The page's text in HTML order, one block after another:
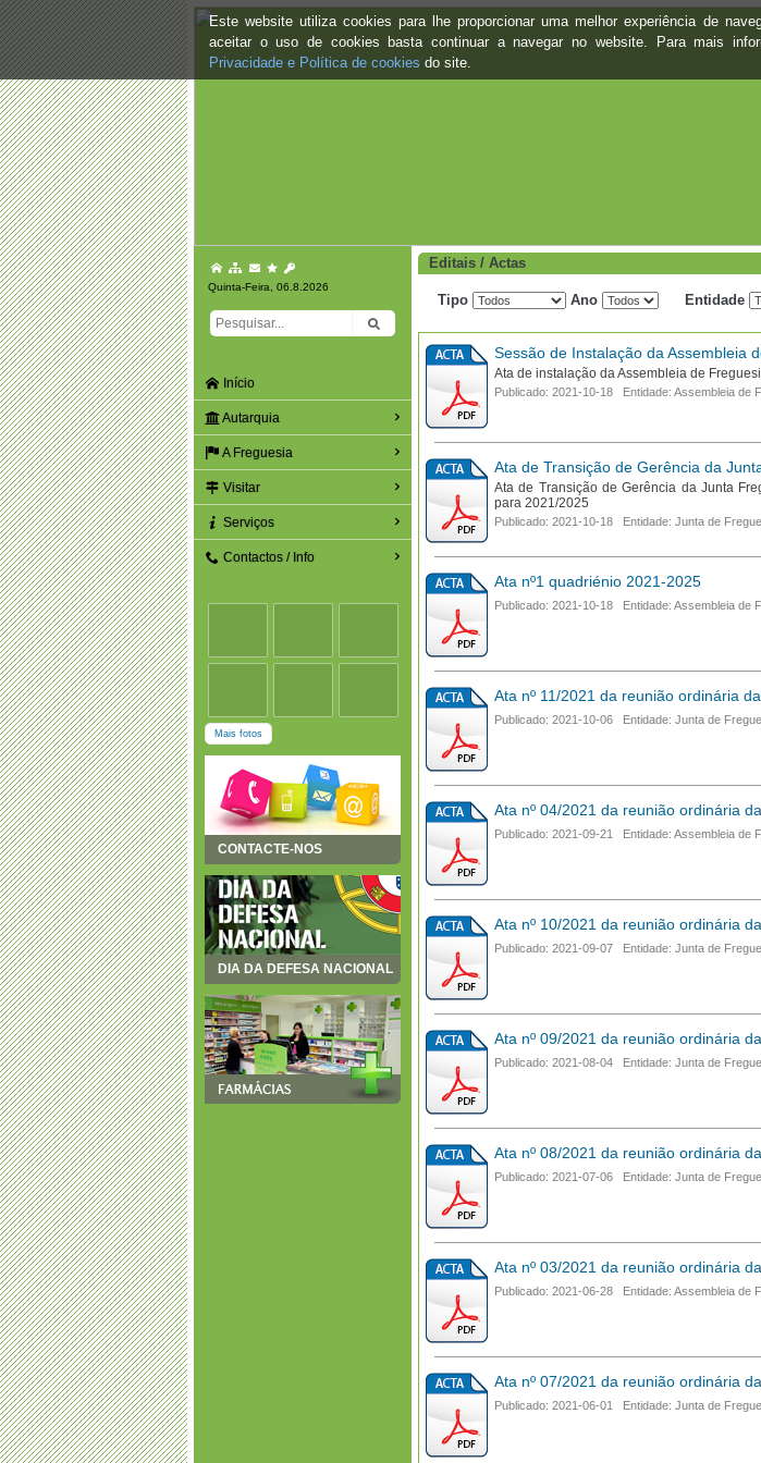
Este website utiliza cookies para lhe proporcionar uma melhor experiência de
aceitar o uso de cookies basta continuar a navegar no website. Para mais
Privacidade e Política de cookies do site.
Quinta-Feira, 06.8.2026
Início
Autarquia
A Freguesia
Visitar
Serviços
Contactos / Info
Mais fotos
CONTACTE-NOS
DIA DA DEFESA NACIONAL
Editais / Actas
Tipo Ano Entidade
Sessão de Instalação da Assembleia
Ata de instalação da Assembleia de
Publicado: 2021-10-18 Entidade: Assembleia de
Ata de Transição de Gerência da
Ata de Transição de Gerência da Junta
para 2021/2025
Publicado: 2021-10-18 Entidade: Junta de
Ata nº1 quadriénio 2021-2025
Publicado: 2021-10-18 Entidade: Assembleia de
Ata nº 11/2021 da reunião ordinária
Publicado: 2021-10-06 Entidade: Junta de
Ata nº 04/2021 da reunião ordinária
Publicado: 2021-09-21 Entidade: Assembleia de
Ata nº 10/2021 da reunião ordinária
Publicado: 2021-09-07 Entidade: Junta de
Ata nº 09/2021 da reunião ordinária
Publicado: 2021-08-04 Entidade: Junta de
Ata nº 08/2021 da reunião ordinária
Publicado: 2021-07-06 Entidade: Junta de
Ata nº 03/2021 da reunião ordinária
Publicado: 2021-06-28 Entidade: Assembleia de
Ata nº 07/2021 da reunião ordinária
Publicado: 2021-06-01 Entidade: Junta de